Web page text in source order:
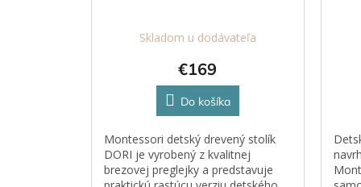
Skladom u dodávateľa
€169
Do košíka
Montessori detský drevený stolík
DORI je vyrobený z kvalitnej
brezovej preglejky a predstavuje